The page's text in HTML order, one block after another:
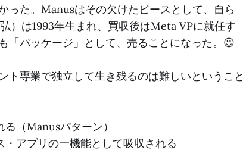
った。Manusはその欠けたピースとして、自ら
）は1993年生まれ、買収後はMeta VPに就任す
「パッケージ」として、売ることになった。😉
ト専業で独立して生き残るのは難しいということ
（Manusパターン）
アプリの一機能として吸収される